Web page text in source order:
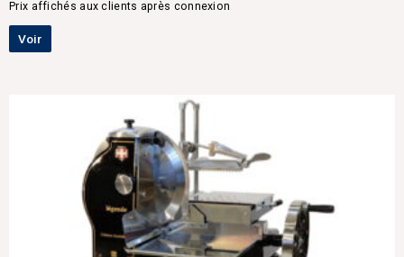
Prix affichés aux clients après connexion
Voir